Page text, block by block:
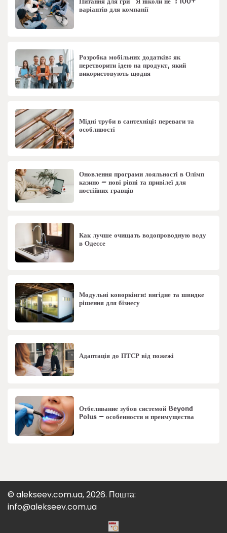
варіантів для компанії
Розробка мобільних додатків: як
перетворити ідею на продукт, який
використовують щодня
Мідні труби в сантехніці: переваги та
особливості
Оновлення програми лояльності в Олімп
казино – нові рівні та привілеї для
постійних гравців
Как лучше очищать водопроводную воду
в Одессе
Модульні коворкінги: вигідне та швидке
рішення для бізнесу
Адаптація до ПТСР від пожежі
Отбеливание зубов системой Beyond
Polus – особенности и преимущества
© alekseev.com.ua, 2026. Пошта:
info@alekseev.com.ua